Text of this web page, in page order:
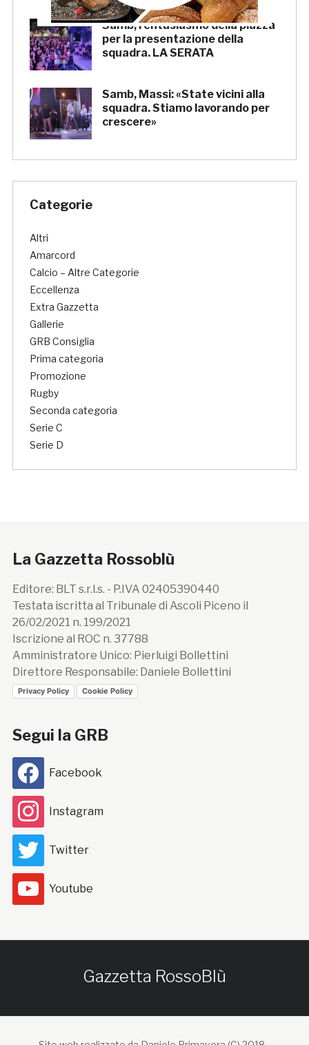
Samb, l’entusiasmo della piazza
per la presentazione della
squadra. LA SERATA
Samb, Massi: «State vicini alla
squadra. Stiamo lavorando per
crescere»
Categorie
Altri
Amarcord
Calcio – Altre Categorie
Eccellenza
Extra Gazzetta
Gallerie
GRB Consiglia
Prima categoria
Promozione
Rugby
Seconda categoria
Serie C
Serie D
La Gazzetta Rossoblù
Editore: BLT s.r.l.s. - P.IVA 02405390440
Testata iscritta al Tribunale di Ascoli Piceno il
26/02/2021 n. 199/2021
Iscrizione al ROC n. 37788
Amministratore Unico: Pierluigi Bollettini
Direttore Responsabile: Daniele Bollettini
Privacy Policy Cookie Policy
Segui la GRB
Facebook
Instagram
Twitter
Youtube
Gazzetta RossoBlù